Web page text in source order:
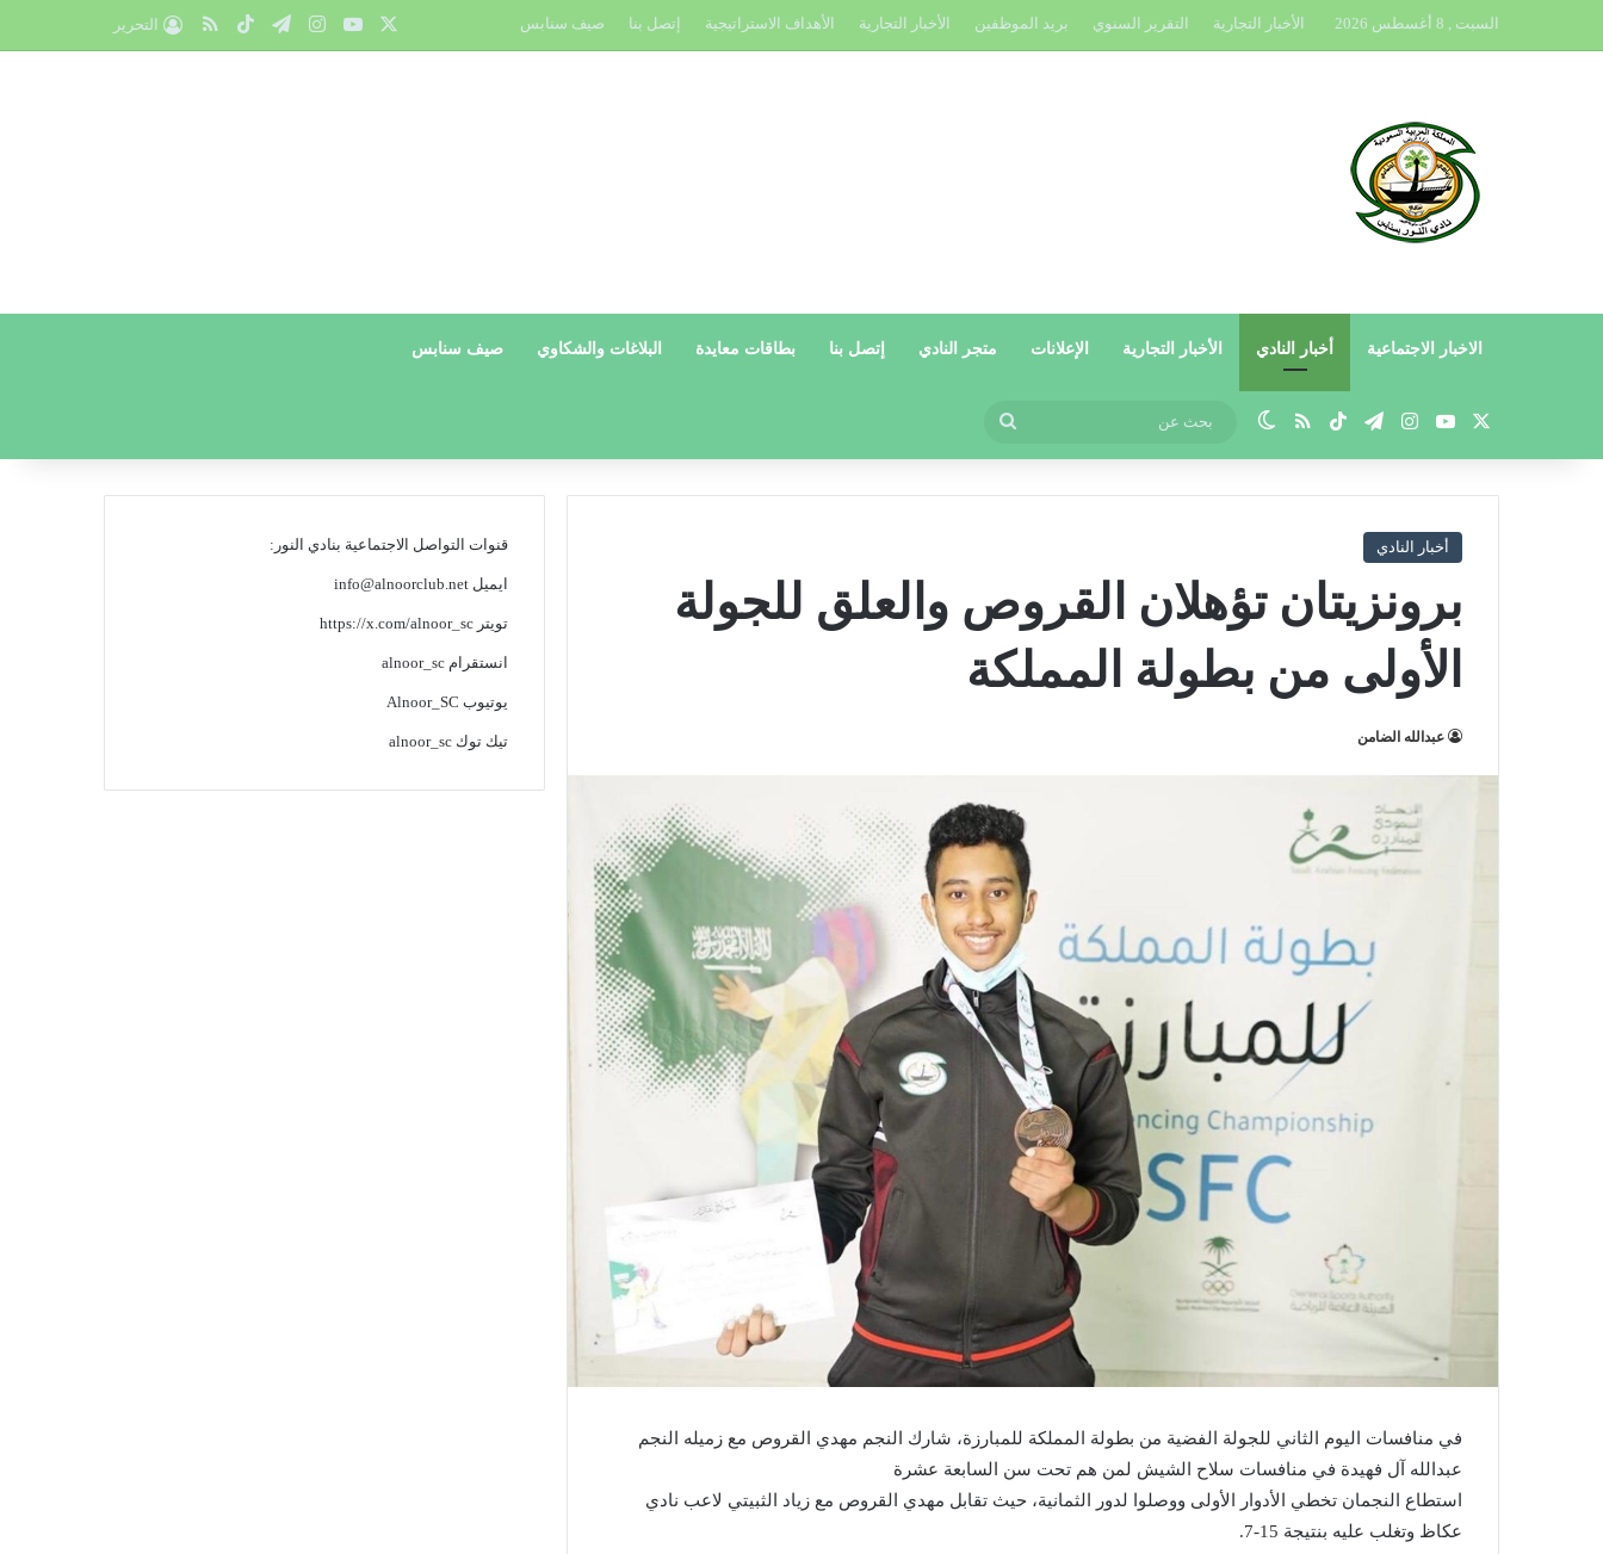
السبت , 8 أغسطس 2026 الأخبار التجارية التقرير السنوي بريد الموظفين الأخبار التجارية الأهداف الاستراتيجية إتصل بنا صيف سنابس يوتيوبانستقرام
تيلقرام‫TikTokملخص الموقع RSS
التحرير
الاخبار الاجتماعية أخبار النادي الأخبار التجارية الإعلانات متجر النادي إتصل بنا بطاقات معايدة البلاغات والشكاوي صيف سنابس
يوتيوبانستقرام
تيلقرام‫TikTokملخص الموقع RSS
الوضع المظلم
عن
أخبار النادي
برونزيتان تؤهلان القروص والعلق للجولة
الأولى من بطولة المملكة
عبدالله الضامن
في منافسات اليوم الثاني للجولة الفضية من بطولة المملكة للمبارزة، شارك النجم مهدي القروص مع زميله النجم
عبدالله آل فهيدة في منافسات سلاح الشيش لمن هم تحت سن السابعة عشرة
استطاع النجمان تخطي الأدوار الأولى ووصلوا لدور الثمانية، حيث تقابل مهدي القروص مع زياد الثبيتي لاعب نادي
عكاظ وتغلب عليه بنتيجة 15-7.
قنوات التواصل الاجتماعية بنادي النور:
ايميلinfo@alnoorclub.net
تويترhttps://x.com/alnoor_sc
انستقرامalnoor_sc
يوتيوب Alnoor_SC
تيك توكalnoor_sc